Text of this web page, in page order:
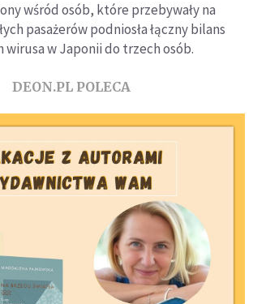
wśród osób, które przebywały na
pasażerów podniosła łączny bilans
w Japonii do trzech osób.
DEON.PL POLECA